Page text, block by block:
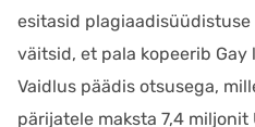
esitasid plagiaadisüüdistuse
väitsid, et pala kopeerib Gay
Vaidlus päädis otsusega,
pärijatele maksta 7,4